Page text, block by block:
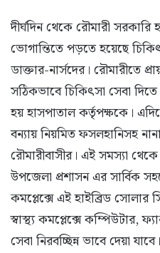
দীর্ঘদিন থেকে রৌমারী সরকারি
ভোগান্তিতে পড়তে হয়েছে
ডাক্তার-নার্সদের। রৌমারীতে
সঠিকভাবে চিকিৎসা সেবা
হয় হাসপাতাল কর্তৃপক্ষকে।
বন্যায় নিয়মিত ফসলহানিসহ
রৌমারীবাসীর। এই সমস্যা
উপজেলা প্রশাসন এর সার্বিক
কমপ্লেক্সে এই হাইব্রিড সোলার
স্বাস্থ্য কমপ্লেক্সে কম্পিউটার,
সেবা নিরবচ্ছিন্ন ভাবে দেয়া যাবে।